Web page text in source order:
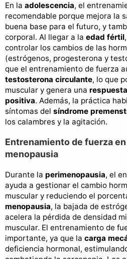
En la adolescencia, el
recomendable porque mejora la
buena base para el futuro, y
corporal. Al llegar a la edad fértil
controlar los cambios de las
(estrógenos, progesterona y
que el entrenamiento de fuerza
testosterona circulante, lo que
muscular y genera una
positiva. Además, la práctica
síntomas del síndrome
los calambres y la agitación.
Entrenamiento de fuerza
menopausia
Durante la perimenopausia, el
ayuda a gestionar el cambio
muscular y reduciendo el
menopausia, la bajada de
acelera la pérdida de densidad
muscular. El entrenamiento de
importante, ya que la carga
deficiencia hormonal,